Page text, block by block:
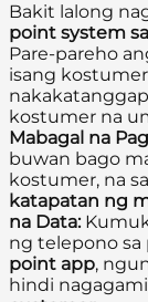
Bakit lalong
point system
Pare-pareho
isang
kostumer na
Mabagal na
buwan bago
kostumer, na
katapatan ng
na Data:
ng telepono
point app,
hindi